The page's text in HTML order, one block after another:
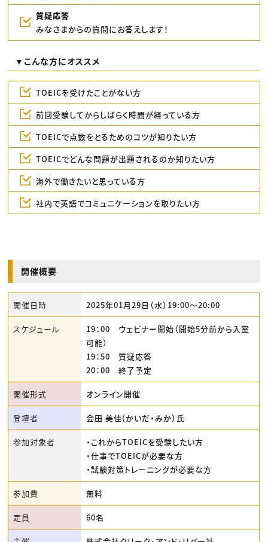
質疑応答
みなさまからの質問にお答えします！
▼こんな方にオススメ
TOEICを受けたことがない方
前回受験してからしばらく時間が経っている方
TOEICで点数をとるためのコツが知りたい方
TOEICでどんな問題が出題されるのか知りたい方
海外で働きたいと思っている方
社内で英語でコミュニケーションを取りたい方
開催概要
開催日時 2025年01月29日（水）19:00〜20:00
スケジュール
19：00 ウェビナー開始（開始5分前から入室
可能）
19：50 質疑応答
20：00 終了予定
開催形式 オンライン開催
登壇者 会田 美佳(かいだ・みか）氏
参加対象者
・これからTOEICを受験したい方
・仕事でTOEICが必要な方
・試験対策トレーニングが必要な方
参加費 無料
定員 60名